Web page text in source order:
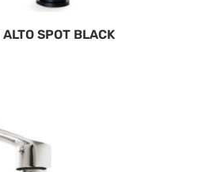
ALTO SPOT BLACK